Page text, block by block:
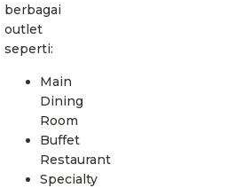
berbagai
outlet
seperti:
Main
Dining
Room
Buffet
Restaurant
Specialty